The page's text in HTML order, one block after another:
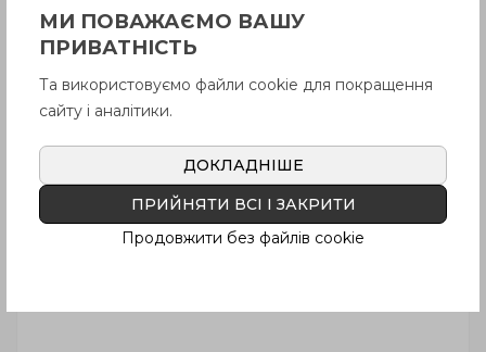
Перегляд Купити
МИ ПОВАЖАЄМО ВАШУ
ПРИВАТНІСТЬ
Та використовуємо файли cookie для покращення
сайту і аналітики.
ДОКЛАДНІШЕ
ПРИЙНЯТИ ВСІ І ЗАКРИТИ
Продовжити без файлів cookie